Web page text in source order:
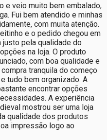
e veio muito bem embalado,
Fui bem atendido e minhas
com muita atenção.
e o pedido chegou em
pela qualidade do
na loja. O produto
com boa qualidade e
tranquila do começo
tudo bem organizado. A
encontrar opções
A experiência
mostrou ser uma loja
qualidade dos produtos
impressão logo ao